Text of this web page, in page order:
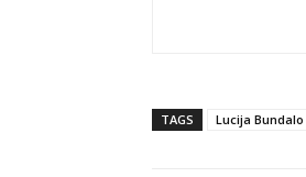
TAGS Lucija Bundalo